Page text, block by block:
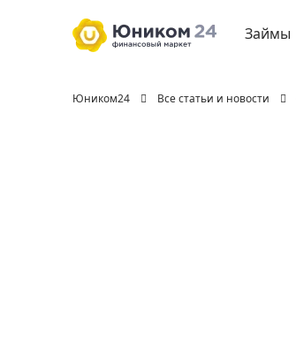
Займы
Юником24 Все статьи и новости